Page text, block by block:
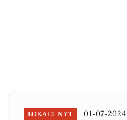
LOKALT NYT 01-07-2024